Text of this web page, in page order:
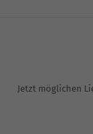
Jetzt möglichen